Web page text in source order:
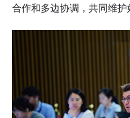
合作和多边协调，共同维护